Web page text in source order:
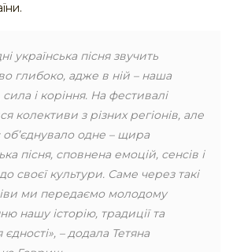
українська пісня звучить
глибоко, адже в ній – наша
сила і коріння. На фестивалі
колективи з різних регіонів, але
об’єднувало одне – щира
пісня, сповнена емоцій, сенсів і
своєї культури. Саме через такі
ми передаємо молодому
нашу історію, традиції та
єдності», – додала Тетяна